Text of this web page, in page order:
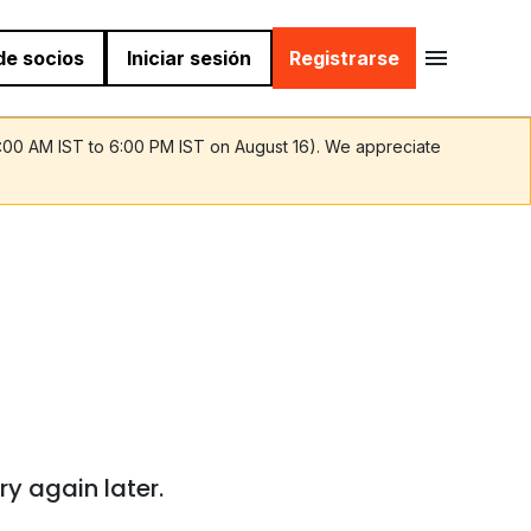
socios Iniciar sesión Registrarse
AM IST to 6:00 PM IST on August 16). We appreciate
again later.